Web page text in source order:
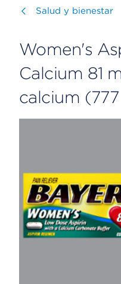
Visitar
Salud y bienestar
Women's
Calcium 81
calcium